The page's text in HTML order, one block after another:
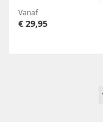
Vanaf
€ 29,95